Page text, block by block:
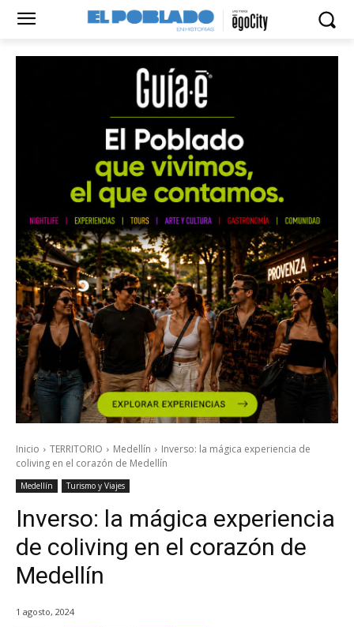
Inicio TERRITORIO Medellín
Inverso: la mágica experiencia de
coliving en el corazón de Medellín
Medellín Turismo y Viajes
Inverso: la mágica experiencia
de coliving en el corazón de
Medellín
1 agosto, 2024